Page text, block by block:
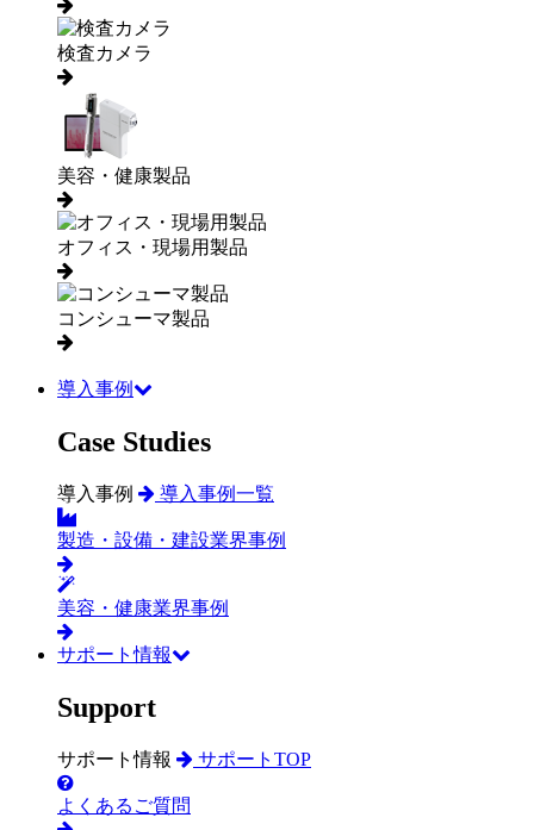
検査カメラ
美容・健康製品
オフィス・現場用製品
コンシューマ製品
導入事例
Case Studies
導入事例 導入事例一覧
製造・設備・建設業界事例
美容・健康業界事例
サポート情報
Support
サポート情報 サポートTOP
よくあるご質問